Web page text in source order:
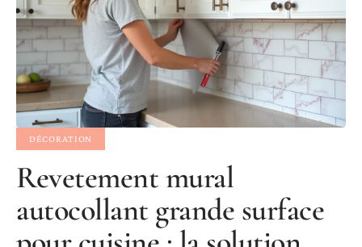
DÉCORATION
Revetement mural
autocollant grande surface